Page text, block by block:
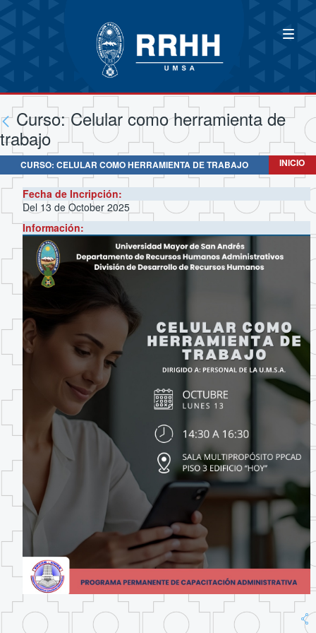
Curso: Celular como herramienta de
trabajo
CURSO: CELULAR COMO HERRAMIENTA DE TRABAJO INICIO
Fecha de Incripción:
Del 13 de October 2025
Información: